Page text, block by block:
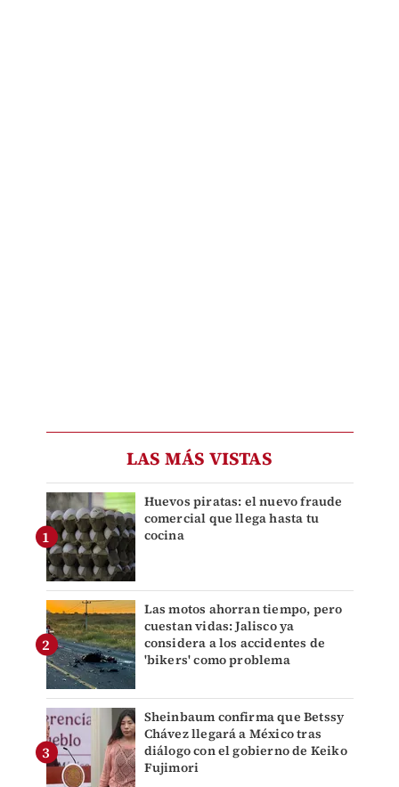
LAS MÁS VISTAS
Huevos piratas: el nuevo fraude
comercial que llega hasta tu
cocina
Las motos ahorran tiempo, pero
cuestan vidas: Jalisco ya
considera a los accidentes de
'bikers' como problema
Sheinbaum confirma que Betssy
Chávez llegará a México tras
diálogo con el gobierno de Keiko
Fujimori